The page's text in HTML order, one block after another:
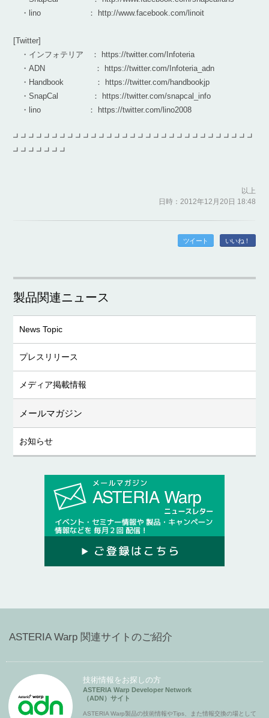
・lino ： http://www.facebook.com/linoit
[Twitter]
・インフォテリア ： https://twitter.com/Infoteria
・ADN ： https://twitter.com/Infoteria_adn
・Handbook ： https://twitter.com/handbookjp
・SnapCal ： https://twitter.com/snapcal_info
・lino ： https://twitter.com/lino2008
┛┛┛┛┛┛┛┛┛┛┛┛┛┛┛┛┛┛┛┛┛┛┛┛┛┛┛┛┛┛┛
┛┛┛┛┛┛┛
以上
日時：2012年12月20日 18:48
ツイート いいね！
製品関連ニュース
News Topic
プレスリリース
メディア掲載情報
メールマガジン
お知らせ
ASTERIA Warp 関連サイトのご紹介
技術情報をお探しの方
ASTERIA Warp Developer Network
（ADN）サイト
ASTERIA Warp製品の技術情報やTips、また情報交換の場として